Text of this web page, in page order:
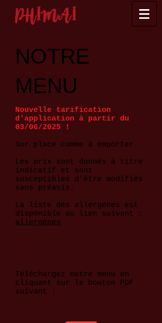
PHIMAI
NOTRE
MENU
Nouvelle tarification
d'application à partir du
03/06/2025 !
Sur place comme à emporter.
Les prix sont donnés à titre
indicatif et sont
susceptibles d'être modifiés
sans préavis.
La liste des allergènes est
disponible au lien suivant :
allergènes
Téléchargez notre menu en
cliquant sur le bouton PDF
suivant :